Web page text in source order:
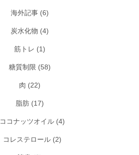
海外記事 (6)
炭水化物 (4)
筋トレ (1)
糖質制限 (58)
肉 (22)
脂肪 (17)
ココナッツオイル (4)
コレステロール (2)